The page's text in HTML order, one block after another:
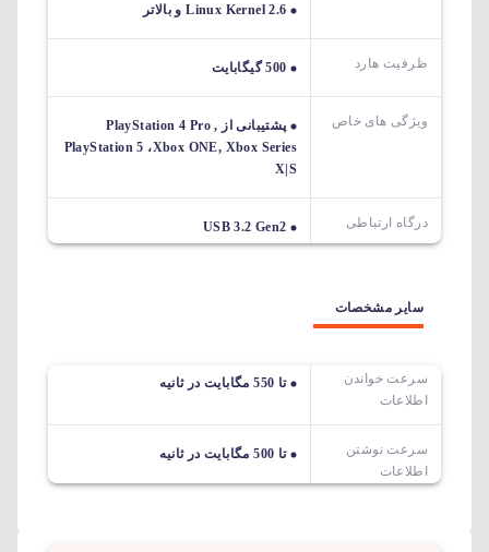
Linux Kernel 2.6 و بالاتر
ظرفیت هارد 500 گیگابایت
ویژگی های خاص
پشتیبانی از PlayStation 4 Pro ,
PlayStation 5 ،Xbox ONE, Xbox Series
X|S
درگاه ارتباطی USB 3.2 Gen2
سایر مشخصات
سرعت خواندن
اطلاعات
تا 550 مگابایت در ثانیه
سرعت نوشتن
اطلاعات
تا 500 مگابایت در ثانیه